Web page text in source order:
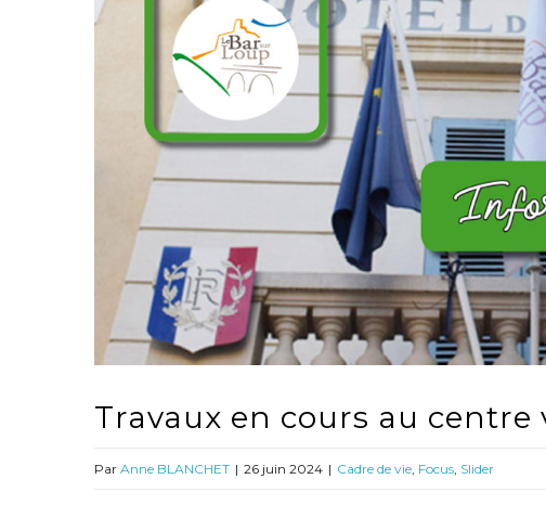
agrandie
Travaux en cours au centre
Par Anne BLANCHET | 26 juin 2024 | Cadre de vie Focus Slider